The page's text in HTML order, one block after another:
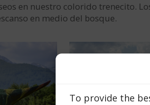
To provide the
en nuestro colorido trenecito.
en medio del bosque.